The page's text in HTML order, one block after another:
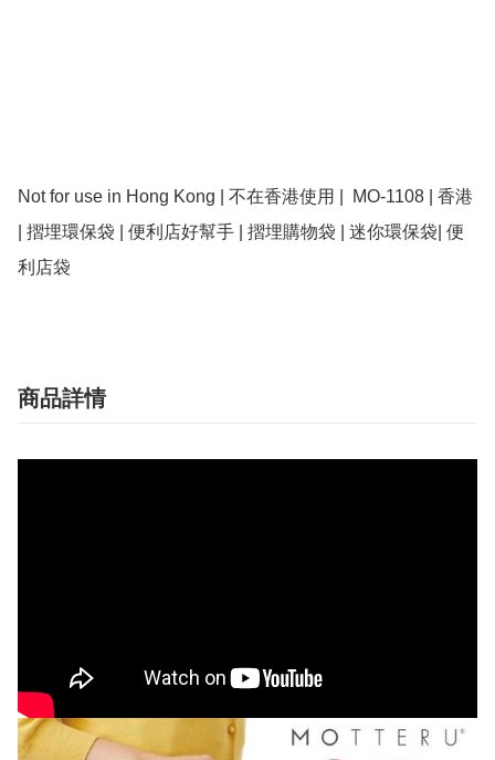
Not for use in Hong Kong | 不在香港使用 |  MO-1108 | 香港
| 摺埋環保袋 | 便利店好幫手 | 摺埋購物袋 | 迷你環保袋| 便
利店袋
商品詳情